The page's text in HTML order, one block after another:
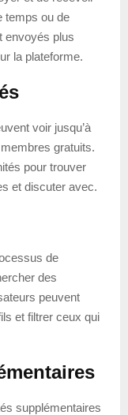
temps ou de
envoyés plus
la plateforme.
voir jusqu’à
gratuits.
pour trouver
et discuter avec.
de
des
peuvent
et filtrer ceux qui
supplémentaires